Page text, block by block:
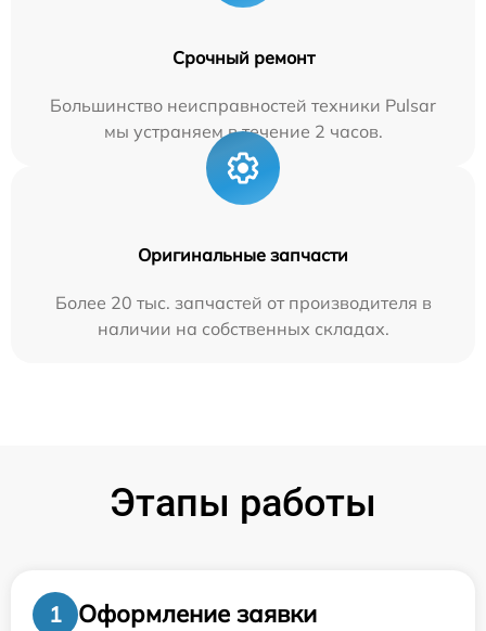
Срочный ремонт
Большинство неисправностей техники Pulsar
мы устраняем в течение 2 часов.
Оригинальные запчасти
Более 20 тыс. запчастей от производителя в
наличии на собственных складах.
Этапы работы
1
Оформление заявки